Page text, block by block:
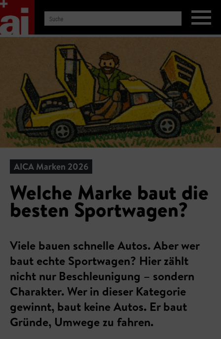
AICA Marken 2026
Welche Marke baut die
besten Sportwagen?
Viele bauen schnelle Autos. Aber wer
baut echte Sportwagen? Hier zählt
nicht nur Beschleunigung – sondern
Charakter. Wer in dieser Kategorie
gewinnt, baut keine Autos. Er baut
Gründe, Umwege zu fahren.